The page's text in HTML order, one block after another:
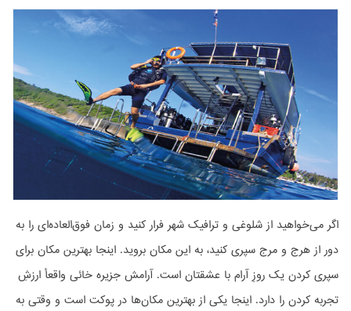
اگر می‌خواهید از شلوغی و ترافیک شهر فرار کنید و زمان فوق‌العاده‌ای را به
دور از هرج و مرج سپری کنید، به این مکان بروید. اینجا بهترین مکان برای
سپری کردن یک روزِ آرام با عشقتان است. آرامش جزیره خائی واقعأ ارزشِ
تجربه کردن را دارد. اینجا یکی از بهترین مکان‌ها در پوکت است و وقتی به